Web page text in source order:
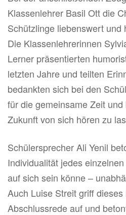
Klassenlehrer Basil Ott die
Schützlinge liebenswert und
Die Klassenlehrerinnen
Lerner präsentierten
letzten Jahre und teilten
bedankten sich bei den
für die gemeinsame Zeit
Zukunft von sich hören zu
Schülersprecher Ali Yenil
Individualität jedes
auf sich sein könne –
Auch Luise Streit griff
Abschlussrede auf und